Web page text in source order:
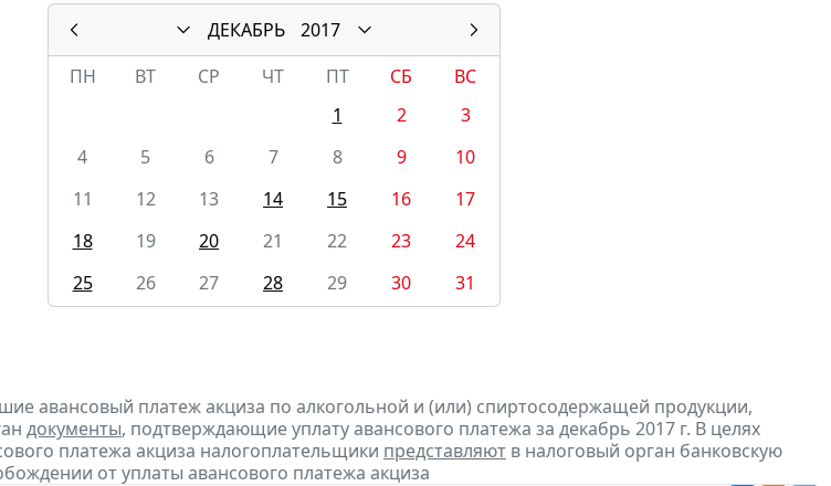
ДЕКАБРЬ
2017
ПН
ВТ СР ЧТ ПТ СБ
ВС
1
2
3
4
5 6 7 8 9
10
11
12 13 14 15 16
17
18
19 20 21 22 23
24
25
26 27 28 29 30 31
авансовый платеж акциза по алкогольной и (или) спиртосодержащей продукции,
документы, подтверждающие уплату авансового платежа за декабрь 2017 г. В целях
платежа акциза налогоплательщики представляют в налоговый орган банковскую
от уплаты авансового платежа акциза